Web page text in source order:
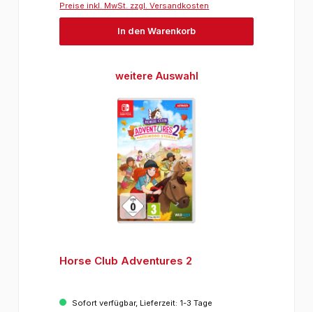
Preise inkl. MwSt. zzgl. Versandkosten
In den Warenkorb
Produktgalerie überspringen
weitere Auswahl
Horse Club Adventures 2
Sofort verfügbar, Lieferzeit: 1-3 Tage